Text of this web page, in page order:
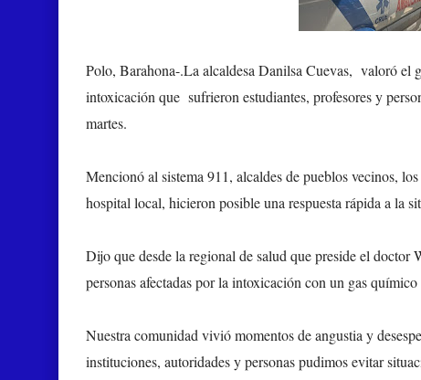
Polo, Barahona-.La alcaldesa Danilsa Cuevas, valoró el
intoxicación que sufrieron estudiantes, profesores y
martes.
Mencionó al sistema 911, alcaldes de pueblos vecinos,
hospital local, hicieron posible una respuesta rápida a la
Dijo que desde la regional de salud que preside el
personas afectadas por la intoxicación con un gas
Nuestra comunidad vivió momentos de angustia y
instituciones, autoridades y personas pudimos evitar